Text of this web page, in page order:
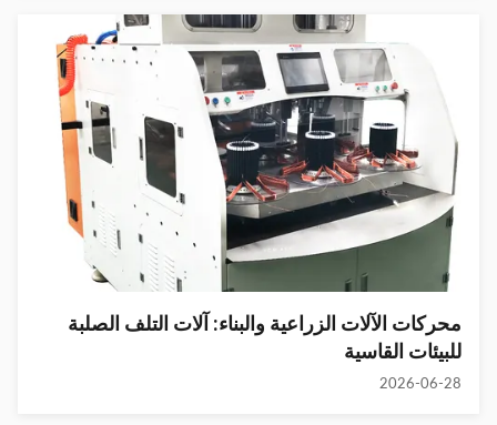
محركات الآلات الزراعية والبناء: آلات التلف الصلبة
للبيئات القاسية
2026-06-28